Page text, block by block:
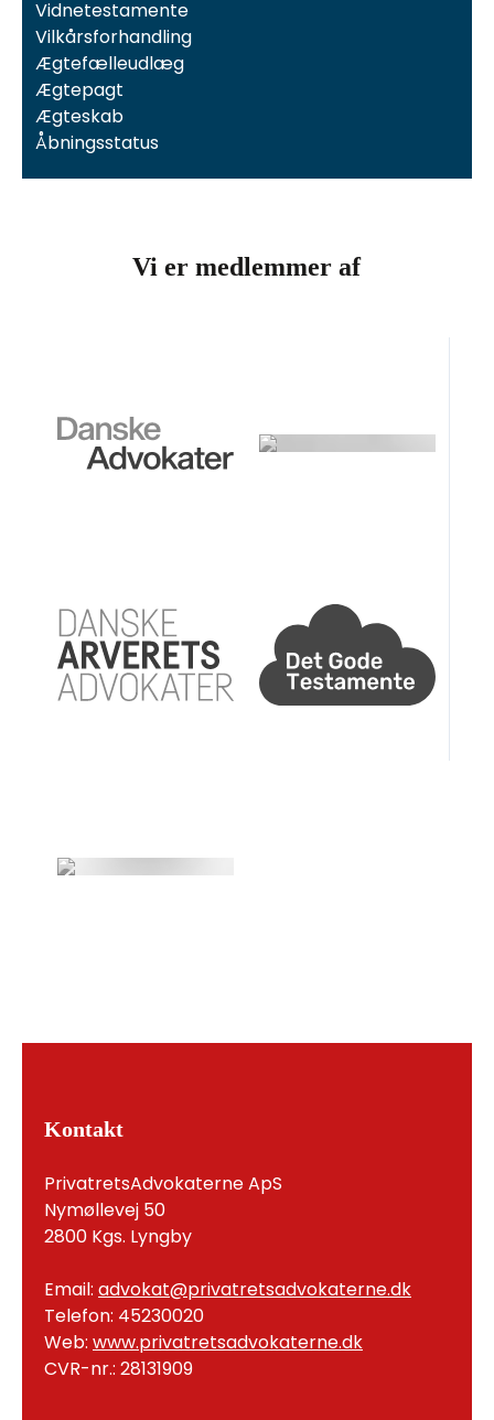
Vidnetestamente
Vilkårsforhandling
Ægtefælleudlæg
Ægtepagt
Ægteskab
Åbningsstatus
Vi er medlemmer af
Kontakt
PrivatretsAdvokaterne ApS
Nymøllevej 50
2800 Kgs. Lyngby
Email: advokat@privatretsadvokaterne.dk
Telefon: 45230020
Web: www.privatretsadvokaterne.dk
CVR-nr.: 28131909